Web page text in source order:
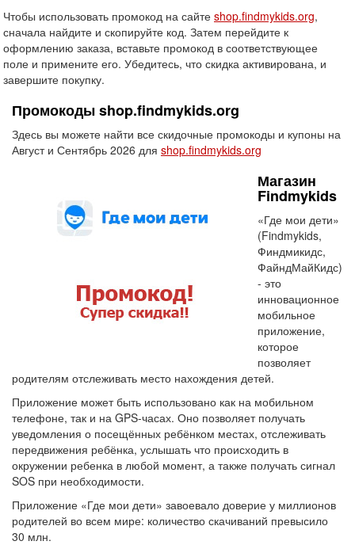
Чтобы использовать промокод на сайте shop.findmykids.org,
сначала найдите и скопируйте код. Затем перейдите к
оформлению заказа, вставьте промокод в соответствующее
поле и примените его. Убедитесь, что скидка активирована, и
завершите покупку.
Промокоды shop.findmykids.org
Здесь вы можете найти все скидочные промокоды и купоны на
Август и Сентябрь 2026 для shop.findmykids.org
Магазин
Findmykids
«Где мои дети»
(Findmykids,
Финдмикидс,
ФайндМайКидс)
- это
инновационное
мобильное
приложение,
которое
позволяет
родителям отслеживать место нахождения детей.
Приложение может быть использовано как на мобильном
телефоне, так и на GPS-часах. Оно позволяет получать
уведомления о посещённых ребёнком местах, отслеживать
передвижения ребёнка, услышать что происходить в
окружении ребенка в любой момент, а также получать сигнал
SOS при необходимости.
Приложение «Где мои дети» завоевало доверие у миллионов
родителей во всем мире: количество скачиваний превысило
30 млн.